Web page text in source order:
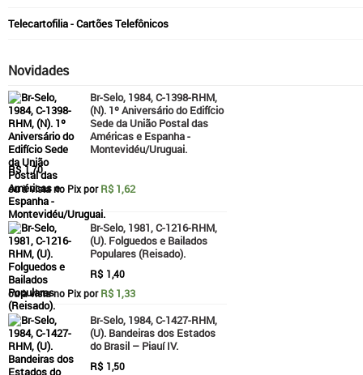
Telecartofilia - Cartões Telefônicos
Novidades
Br-Selo, 1984, C-1398-RHM,
(N). 1º Aniversário do Edifício
Sede da União Postal das
Américas e Espanha -
Montevidéu/Uruguai.
R$ 1,70
ou à vista no Pix porR$ 1,62
Br-Selo, 1981, C-1216-RHM,
(U). Folguedos e Bailados
Populares (Reisado).
R$ 1,40
ou à vista no Pix porR$ 1,33
Br-Selo, 1984, C-1427-RHM,
(U). Bandeiras dos Estados
do Brasil – Piauí IV.
R$ 1,50